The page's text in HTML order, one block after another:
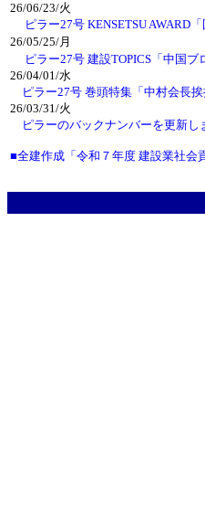
26/06/23/火
ピラー27号 KENSETSU AWARD
26/05/25/月
ピラー27号 建設TOPICS「中国
26/04/01/水
ピラー27号 巻頭特集「中村会長
26/03/31/火
ピラーのバックナンバーを更新し
■全建作成「令和７年度 建設業社会